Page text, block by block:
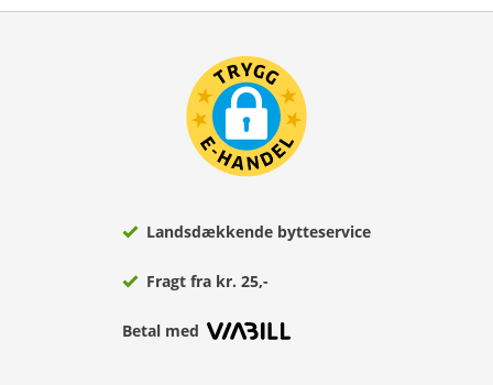
Landsdækkende bytteservice
Fragt fra kr. 25,-
Betal med